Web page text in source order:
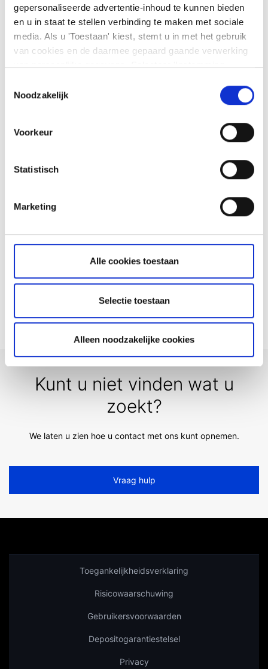
gepersonaliseerde advertentie-inhoud te kunnen bieden
en u in staat te stellen verbinding te maken met sociale
media. Als u 'Toestaan' kiest, stemt u in met het gebruik
van cookies en de daarmee gepaard gaande verwerking
van persoonlijke gegevens. Selecteer 'Instemming
kunt te allen tijde uw voorkeuren wijzigen of uw
instemming intrekken op de pagina met cookiebeleid. U
ons privacybeleid
hierbekijken
Noodzakelijk
Voorkeur
Statistisch
Marketing
Alle cookies toestaan
Selectie toestaan
Alleen noodzakelijke cookies
Leeshier meer over onze investeringsplatforms,
producten en toonaangevende prijzen.
Hoe kan ik een tegenrekening toevoegen of
Voor- en nabeurs handelen op de Amerikaanse
beursgenoteerde Amerikaanse partnerschappen
Kunt u niet vinden wat u
zoekt?
We laten u zien hoe u contact met ons kunt opnemen.
Vraag hulp
Toegankelijkheidsverklaring
Risicowaarschuwing
Gebruikersvoorwaarden
Depositogarantiestelsel
Privacy